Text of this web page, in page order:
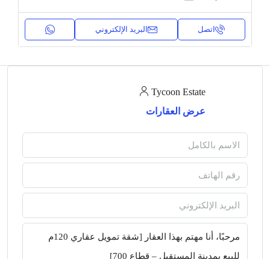
اتصل البريد الإلكتروني
Tycoon Estate
عرض العقارات